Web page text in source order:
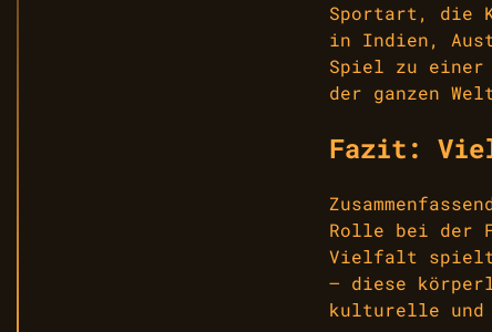
Sportart, die
in Indien,
Spiel zu einer
der ganzen
Fazit:
Rolle bei der
Vielfalt
– diese
kulturelle und